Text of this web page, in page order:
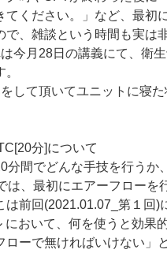
てください。」など、最初
、雑談という時間も実は
今月28日の講義にて、衛
して頂いてユニットに寝
分]について
間でどんな手技を行うか
、最初にエアーフローを
は前回(2021.01.07_第１回)
において、何を使うと効果
ーで無ければいけない」